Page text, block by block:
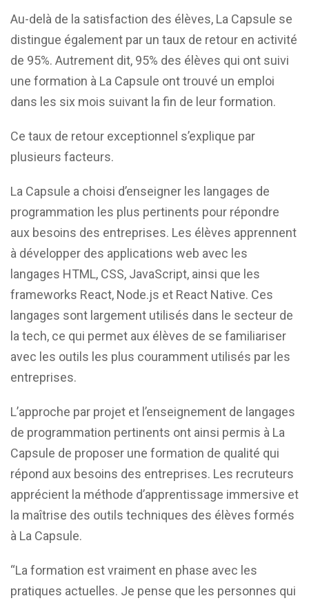
Au-delà de la satisfaction des élèves, La Capsule se
distingue également par un taux de retour en activité
de 95%. Autrement dit, 95% des élèves qui ont suivi
une formation à La Capsule ont trouvé un emploi
dans les six mois suivant la fin de leur formation.
Ce taux de retour exceptionnel s’explique par
plusieurs facteurs.
La Capsule a choisi d’enseigner les langages de
programmation les plus pertinents pour répondre
aux besoins des entreprises. Les élèves apprennent
à développer des applications web avec les
langages HTML, CSS, JavaScript, ainsi que les
frameworks React, Node.js et React Native. Ces
langages sont largement utilisés dans le secteur de
la tech, ce qui permet aux élèves de se familiariser
avec les outils les plus couramment utilisés par les
entreprises.
L’approche par projet et l’enseignement de langages
de programmation pertinents ont ainsi permis à La
Capsule de proposer une formation de qualité qui
répond aux besoins des entreprises. Les recruteurs
apprécient la méthode d’apprentissage immersive et
la maîtrise des outils techniques des élèves formés
à La Capsule.
“La formation est vraiment en phase avec les
pratiques actuelles. Je pense que les personnes qui